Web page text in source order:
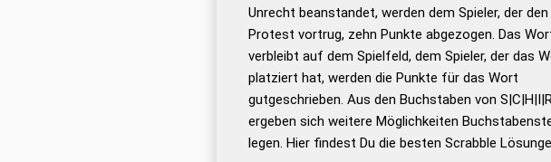
Duden – Standardwerk in 12
Bänden
Duden – Richtiges und gutes
Deutsch
Duden – Die deutsche
Duden – Deutsches
Unrecht beanstandet, werden dem Spieler, der den
Protest vortrug, zehn Punkte abgezogen. Das
verbleibt auf dem Spielfeld, dem Spieler, der das
platziert hat, werden die Punkte für das Wort
gutgeschrieben. Aus den Buchstaben von
ergeben sich weitere Möglichkeiten
legen. Hier findest Du die besten Scrabble